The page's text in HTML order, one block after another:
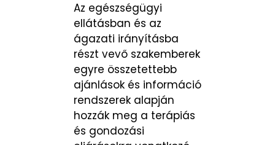
Az egészségügyi
ellátásban és az
ágazati irányításba
részt vevő szakemberek
egyre összetettebb
ajánlások és információ
rendszerek alapján
hozzák meg a terápiás
és gondozási